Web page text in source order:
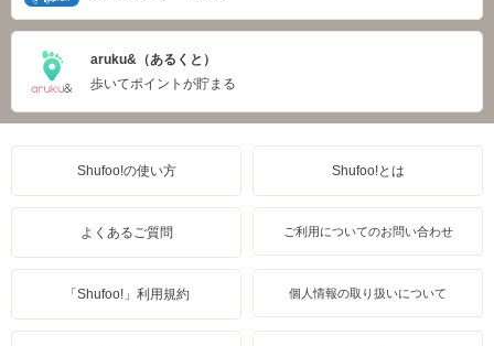
aruku&（あるくと）
歩いてポイントが貯まる
Shufoo!の使い方 Shufoo!とは
よくあるご質問 ご利用についてのお問い合わせ
「Shufoo!」利用規約 個人情報の取り扱いについて